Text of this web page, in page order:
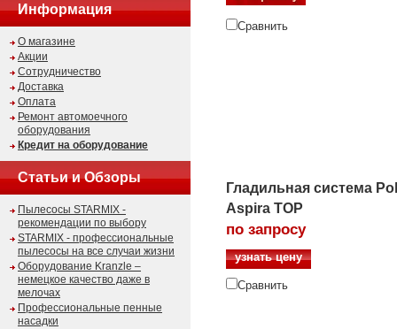
Информация
О магазине
Акции
Сотрудничество
Доставка
Оплата
Ремонт автомоечного
оборудования
Кредит на оборудование
Статьи и Обзоры
Пылесосы STARMIX -
рекомендации по выбору
STARMIX - профессиональные
пылесосы на все случаи жизни
Оборудование Kranzle –
немецкое качество даже в
мелочах
Профессиональные пенные
насадки
Сравнить
Гладильная система
Aspira TOP
по запросу
узнать цену
Сравнить